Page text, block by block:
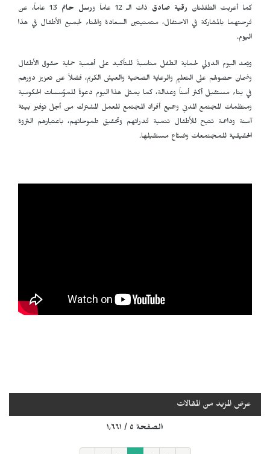
كما أعربت الطفلتان رقية صادق ذات الـ 12 عاماَ و رسل حاتم
13 عاماً، عن
فرحتهما بالمشاركة في الاحتفال، متمنيتين السعادة والهناء لجميع الأطفال في هذا
اليوم.
ويُعد اليوم الدولي لحماية الطفل مناسبةً للتأكيد على أهمية حماية حقوق الأطفال
وضمان حصولهم على التعليم والرعاية الصحية والعيش الكريم، فضلاً عن تعزيز دورهم
في بناء مستقبل أكثر أمناً وعدالة، كما يمثل هذا اليوم دعوةً للمؤسسات الحكومية
ومنظمات المجتمع المدني وجميع أفراد المجتمع للعمل المشترك من أجل توفير بيئة
آمنة وداعمة تتيح للأطفال تنمية قدراتهم وتحقيق طموحاتهم، باعتبارهم الثروة
الحقيقية للمجتمعات وصُنّاع مستقبلها.
عرض المزيد من المقالات
الصفحة ٥ / ١٬٦٦١